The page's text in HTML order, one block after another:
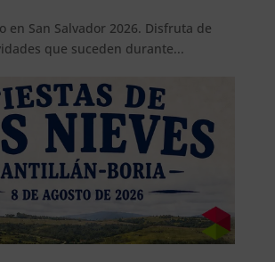
en San Salvador 2026. Disfruta de
que suceden durante...